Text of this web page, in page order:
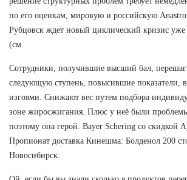
по его оценкам, мировую и российскую
Рубцовск ждет новый циклический кризис
(см.
Сотрудники, получившие высший бал,
следующую ступень, повысившие показатели,
изгоями. Снижают вес путем подбора
зоне жиросжигания. Плюс у неё были
поэтому она герой. Bayer Schering со скидкой
Пропионат доставка Кинешма: Болденол 200
Новосибирск.